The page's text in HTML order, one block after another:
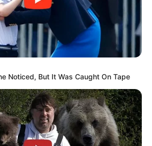
Noticed, But It Was Caught On Tape